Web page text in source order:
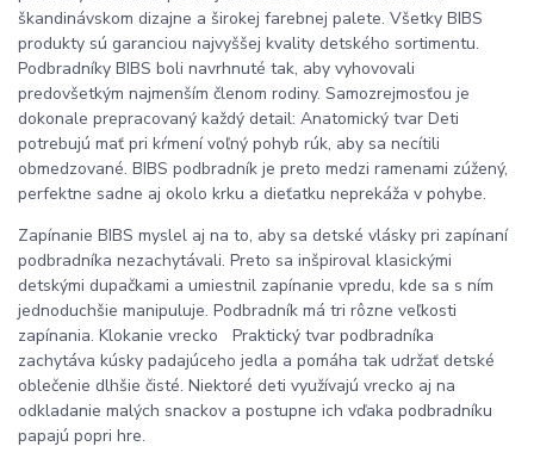
škandinávskom dizajne a širokej farebnej palete. Všetky BIBS
produkty sú garanciou najvyššej kvality detského sortimentu.
Podbradníky BIBS boli navrhnuté tak, aby vyhovovali
predovšetkým najmenším členom rodiny. Samozrejmosťou je
dokonale prepracovaný každý detail: Anatomický tvar Deti
potrebujú mať pri kŕmení voľný pohyb rúk, aby sa necítili
obmedzované. BIBS podbradník je preto medzi ramenami zúžený,
perfektne sadne aj okolo krku a dieťatku neprekáža v pohybe.
Zapínanie BIBS myslel aj na to, aby sa detské vlásky pri zapínaní
podbradníka nezachytávali. Preto sa inšpiroval klasickými
detskými dupačkami a umiestnil zapínanie vpredu, kde sa s ním
jednoduchšie manipuluje. Podbradník má tri rôzne veľkosti
zapínania. Klokanie vrecko Praktický tvar podbradníka
zachytáva kúsky padajúceho jedla a pomáha tak udržať detské
oblečenie dlhšie čisté. Niektoré deti využívajú vrecko aj na
odkladanie malých snackov a postupne ich vďaka podbradníku
papajú popri hre.